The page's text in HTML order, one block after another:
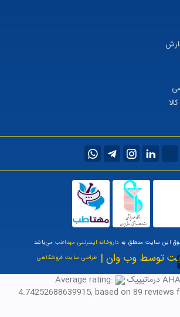
این سایت متعلق به داروخانه اینترنتی مهتاطبمی‌باشد
توسط وب وان | طراحی سایت فروشگاهی
Average rating:
4.74252688639915, based on 89 reviews